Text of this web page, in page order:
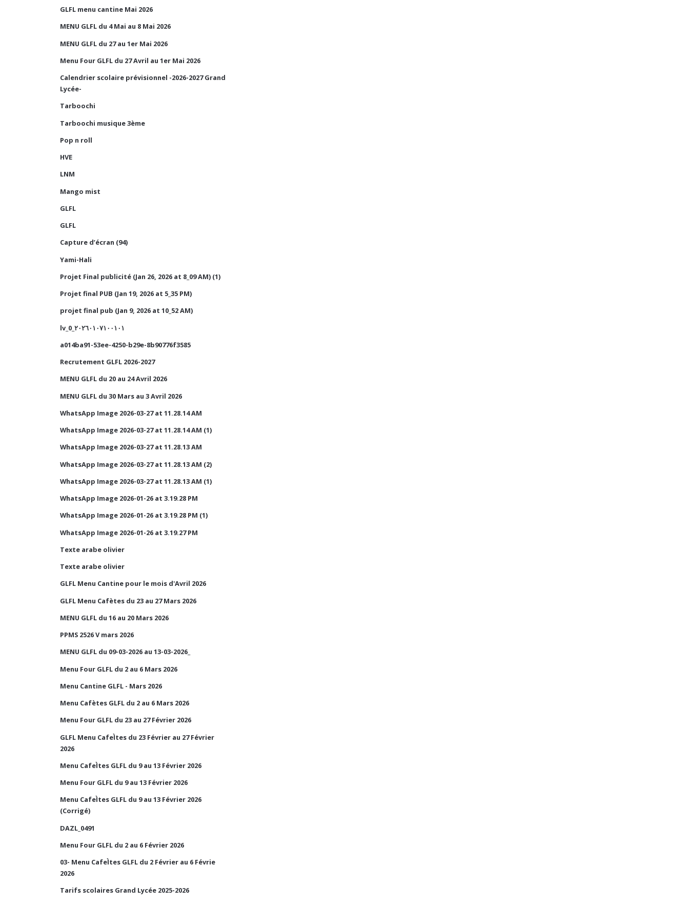
GLFL menu cantine Mai 2026
MENU GLFL du 4 Mai au 8 Mai 2026
MENU GLFL du 27 au 1er Mai 2026
Menu Four GLFL du 27 Avril au 1er Mai 2026
Calendrier scolaire prévisionnel -2026-2027 Grand
Lycée-
Tarboochi
Tarboochi musique 3ème
Pop n roll
HVE
LNM
Mango mist
GLFL
GLFL
Capture d’écran (94)
Yami-Hali
Projet Final publicité (Jan 26, 2026 at 8_09 AM) (1)
Projet final PUB (Jan 19, 2026 at 5_35 PM)
projet final pub (Jan 9, 2026 at 10_52 AM)
lv_0_٢٠٢٦٠١٠٧١٠٠١٠١
a014ba91-53ee-4250-b29e-8b90776f3585
Recrutement GLFL 2026-2027
MENU GLFL du 20 au 24 Avril 2026
MENU GLFL du 30 Mars au 3 Avril 2026
WhatsApp Image 2026-03-27 at 11.28.14 AM
WhatsApp Image 2026-03-27 at 11.28.14 AM (1)
WhatsApp Image 2026-03-27 at 11.28.13 AM
WhatsApp Image 2026-03-27 at 11.28.13 AM (2)
WhatsApp Image 2026-03-27 at 11.28.13 AM (1)
WhatsApp Image 2026-01-26 at 3.19.28 PM
WhatsApp Image 2026-01-26 at 3.19.28 PM (1)
WhatsApp Image 2026-01-26 at 3.19.27 PM
Texte arabe olivier
Texte arabe olivier
GLFL Menu Cantine pour le mois d'Avril 2026
GLFL Menu Cafètes du 23 au 27 Mars 2026
MENU GLFL du 16 au 20 Mars 2026
PPMS 2526 V mars 2026
MENU GLFL du 09-03-2026 au 13-03-2026_
Menu Four GLFL du 2 au 6 Mars 2026
Menu Cantine GLFL - Mars 2026
Menu Cafètes GLFL du 2 au 6 Mars 2026
Menu Four GLFL du 23 au 27 Février 2026
GLFL Menu CafeÌtes du 23 Février au 27 Février
2026
Menu CafeÌtes GLFL du 9 au 13 Février 2026
Menu Four GLFL du 9 au 13 Février 2026
Menu CafeÌtes GLFL du 9 au 13 Février 2026
(Corrigé)
DAZL_0491
Menu Four GLFL du 2 au 6 Février 2026
03- Menu CafeÌtes GLFL du 2 Février au 6 Févrie
2026
Tarifs scolaires Grand Lycée 2025-2026